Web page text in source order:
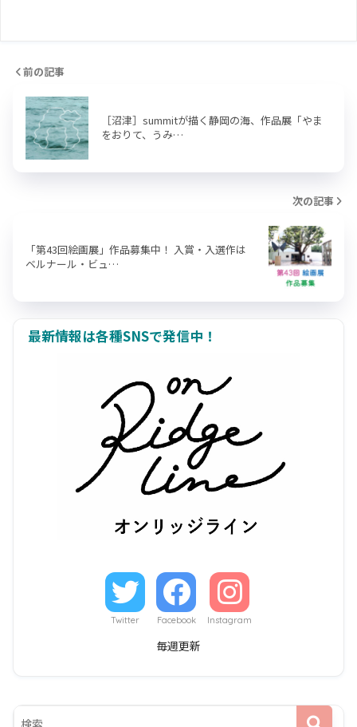
前の記事
［沼津］summitが描く静岡の海、作品展「やま
をおりて、うみ…
次の記事
「第43回絵画展」作品募集中！ 入賞・入選作は
ベルナール・ビュ…
最新情報は各種SNSで発信中！
Twitter Facebook Instagram
毎週更新